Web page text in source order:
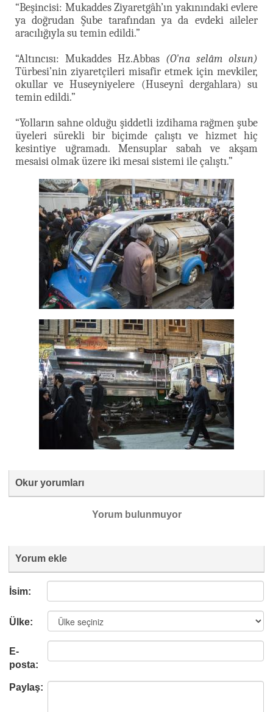
“Beşincisi: Mukaddes Ziyaretgâh’ın yakınındaki evlere
ya doğrudan Şube tarafından ya da evdeki aileler
aracılığıyla su temin edildi.”
“Altıncısı: Mukaddes Hz.Abbas (O'na selâm olsun)
Türbesi’nin ziyaretçileri misafir etmek için mevkiler,
okullar ve Huseyniyelere (Huseynî dergahlara) su
temin edildi.”
“Yolların sahne olduğu şiddetli izdihama rağmen şube
üyeleri sürekli bir biçimde çalıştı ve hizmet hiç
kesintiye uğramadı. Mensuplar sabah ve akşam
mesaisi olmak üzere iki mesai sistemi ile çalıştı.”
Okur yorumları
Yorum bulunmuyor
Yorum ekle
İsim:
Ülke:
E-
posta:
Paylaş: